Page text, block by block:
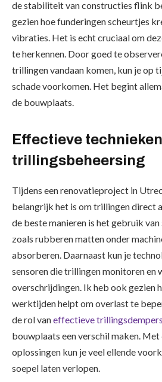
de stabiliteit van constructies flink
gezien hoe funderingen scheurtjes
vibraties. Het is echt cruciaal om
te herkennen. Door goed te
trillingen vandaan komen, kun je op
schade voorkomen. Het begint
de bouwplaats.
Effectieve
trillingsbeheersing
Tijdens een renovatieproject in
belangrijk het is om trillingen direct
de beste manieren is het gebruik
zoals rubberen matten onder
absorberen. Daarnaast kun je
sensoren die trillingen monitoren en
overschrijdingen. Ik heb ook gezien
werktijden helpt om overlast te
de rol vaneffectieve trillingsdempers
bouwplaats een verschil maken.
oplossingen kun je veel ellende
soepel laten verlopen.